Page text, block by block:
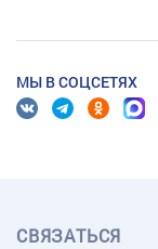
МЫ В СОЦСЕТЯХ
СВЯЗАТЬСЯ